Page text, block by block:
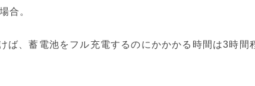
合。
ば、蓄電池をフル充電するのにかかかる時間は3時間